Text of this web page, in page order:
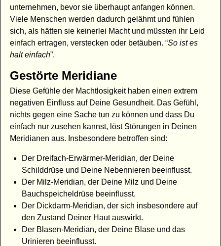
unternehmen, bevor sie überhaupt anfangen können.
Viele Menschen werden dadurch gelähmt und fühlen
sich, als hätten sie keinerlei Macht und müssten ihr Leid
einfach ertragen, verstecken oder betäuben. “So ist es
halt einfach”.
Gestörte Meridiane
Diese Gefühle der Machtlosigkeit haben einen extrem
negativen Einfluss auf Deine Gesundheit. Das Gefühl,
nichts gegen eine Sache tun zu können und dass Du
einfach nur zusehen kannst, löst Störungen in Deinen
Meridianen aus. Insbesondere betroffen sind:
Der Dreifach-Erwärmer-Meridian, der Deine
Schilddrüse und Deine Nebennieren beeinflusst.
Der Milz-Meridian, der Deine Milz und Deine
Bauchspeicheldrüse beeinflusst.
Der Dickdarm-Meridian, der sich insbesondere auf
den Zustand Deiner Haut auswirkt.
Der Blasen-Meridian, der Deine Blase und das
Urinieren beeinflusst.